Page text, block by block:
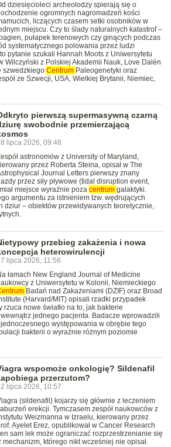
dziesięcioleci archeolodzy spierają się o
ogromnych nagromadzeń kości
liczących czasem setki osobników w
miejscu. Czy to ślady naturalnych katastrof –
pułapek terenowych czy ginących podczas
systematycznego polowania przez ludzi
pytanie szukali Hannah Moots z Uniwersytetu
Wilczyński z Polskiej Akademii Nauk, Love Dalén
szwedzkiego Centrum Paleogenetyki oraz
ze Szwecji, USA, Wielkiej Brytanii, Niemiec,
pierwszą supermasywną czarną
swobodnie przemierzającą
lipca 2026, 09:48
astronomów z University of Maryland,
przez Roberta Steina, opisał w The
Journal Letters pierwszy znany
przez siły pływowe (tidal disruption event,
miejsce wyraźnie poza centrum galaktyki.
argumentu za istnieniem tzw. wędrujących
dziur – obiektów przewidywanych teoretycznie,
przebieg zakażenia i nowa
heterowirulencji
lipca 2026, 11:56
łamach New England Journal of Medicine
z Uniwersytetu w Kolonii, Niemieckiego
Badań nad Zakażeniami (DZIF) oraz Broad
(Harvard/MIT) opisali rzadki przypadek
nowe światło na to, jak bakterie
jednego pacjenta. Badacze wprowadzili
występowania w obrębie tego
bakterii o wyraźnie różnym poziomie
wspomoże onkologię? Sildenafil
przerzutom?
lipca 2026, 10:57
(sildenafil) kojarzy się głównie z leczeniem
erekcji. Tymczasem zespół naukowców z
Weizmanna w Izraelu, kierowany przez
Ayelet Erez, opublikował w Cancer Research
sam lek może ograniczać rozprzestrzenianie się
mechanizm, którego nikt wcześniej nie opisał.